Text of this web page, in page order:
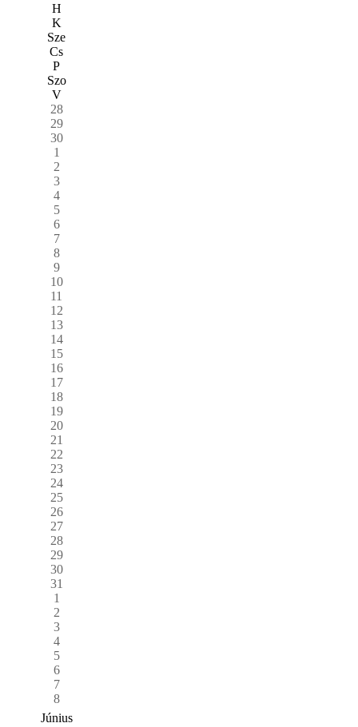
H
K
Sze
Cs
P
Szo
V
28
29
30
1
2
3
4
5
6
7
8
9
10
11
12
13
14
15
16
17
18
19
20
21
22
23
24
25
26
27
28
29
30
31
1
2
3
4
5
6
7
8
Június